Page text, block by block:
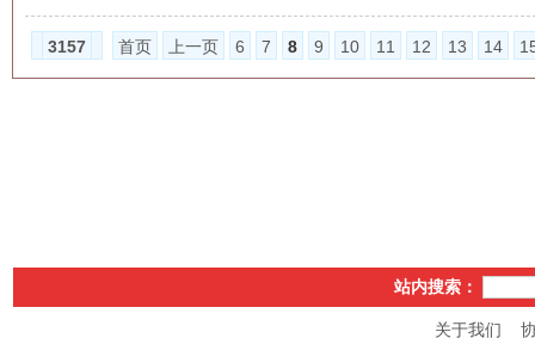
3157 首页 上一页 6 7 8 9 10 11 12 13 14
站内搜索：
关于我们